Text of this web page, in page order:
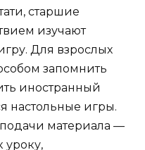
старшие
изучают
Для взрослых
запомнить
иностранный
настольные игры.
материала —
уроку,